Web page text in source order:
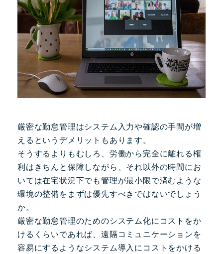
厳密な勤怠管理はシステム入力や確認の手間が増
えるというデメリットもあります。
そうするよりもむしろ、労働から完全に離れる権
利はきちんと保障しながら、それ以外の時間にお
いては在宅状況下でも管理が最小限で済むような
環境の整備をまずは優先すべきではないでしょう
か。
厳密な勤怠管理のためのシステム化にコストをか
けるくらいであれば、遠隔コミュニケーションを
容易にするようなシステム導入にコストをかける